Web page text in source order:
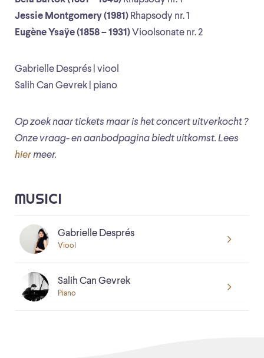
Jessie Montgomery (1981) Rhapsody nr. 1
Eugène Ysaÿe (1858 – 1931)Vioolsonate nr. 2
Gabrielle Després | viool
Salih Can Gevrek | piano
Op zoek naar tickets maar is het concert uitverkocht ?
Onze vraag- en aanbodpagina biedt uitkomst. Lees
hiermeer.
MUSICI
Gabrielle Després
Viool
Salih Can Gevrek
Piano